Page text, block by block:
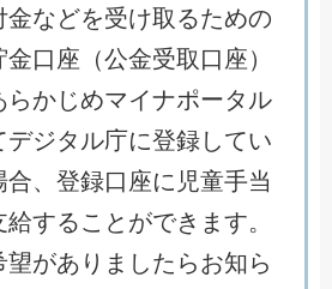
金などを受け取るための
金口座（公金受取口座）
らかじめマイナポータル
デジタル庁に登録してい
合、登録口座に児童手当
給することができます。
望がありましたらお知ら